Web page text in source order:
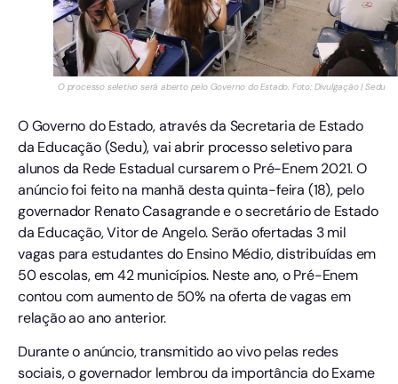
O processo seletivo será aberto pelo Governo do Estado. Foto: Divulgação | Sedu
O Governo do Estado, através da Secretaria de Estado
da Educação (Sedu), vai abrir processo seletivo para
alunos da Rede Estadual cursarem o Pré-Enem 2021. O
anúncio foi feito na manhã desta quinta-feira (18), pelo
governador Renato Casagrande e o secretário de Estado
da Educação, Vitor de Angelo. Serão ofertadas 3 mil
vagas para estudantes do Ensino Médio, distribuídas em
50 escolas, em 42 municípios. Neste ano, o Pré-Enem
contou com aumento de 50% na oferta de vagas em
relação ao ano anterior.
Durante o anúncio, transmitido ao vivo pelas redes
sociais, o governador lembrou da importância do Exame